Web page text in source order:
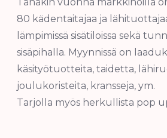
80 kädentaitajaa ja
lämpimissä sisätiloissa sekä
sisäpihalla. Myynnissä on
käsityötuotteita, taidetta,
joulukoristeita, kransseja, ym.
Tarjolla myös herkullista pop